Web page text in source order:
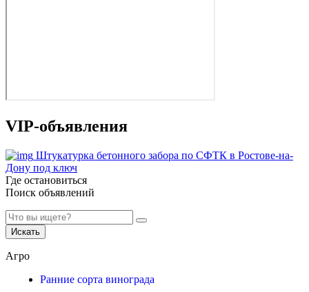
VIP-объявления
Штукатурка бетонного забора по СФТК в Ростове-на-
Дону под ключ
Где остановиться
Поиск объявлений
Искать
Агро
Ранние сорта винограда